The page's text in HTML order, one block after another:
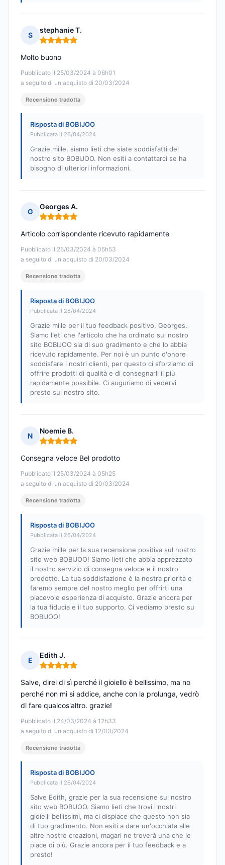
S
stephanie T.
Nota: 5 su 5
Pubblicato il 25/03/2024 à 06h01
a seguito di un acquisto di 20/03/2024
Molto buono
Recensione tradotta
Risposta di BOBIJOO
Pubblicata il 26/04/2024
Grazie mille, siamo lieti che siate soddisfatti del
nostro sito BOBIJOO. Non esiti a contattarci se ha
bisogno di ulteriori informazioni.
G
Georges A.
Nota: 5 su 5
Pubblicato il 25/03/2024 à 05h53
a seguito di un acquisto di 20/03/2024
Articolo corrispondente ricevuto rapidamente
Recensione tradotta
Risposta di BOBIJOO
Pubblicata il 26/04/2024
Grazie mille per il tuo feedback positivo, Georges.
Siamo lieti che l'articolo che ha ordinato sul nostro
sito BOBIJOO sia di suo gradimento e che lo abbia
ricevuto rapidamente. Per noi è un punto d'onore
soddisfare i nostri clienti, per questo ci sforziamo di
offrire prodotti di qualità e di consegnarli il più
rapidamente possibile. Ci auguriamo di vedervi
presto sul nostro sito.
N
Noemie B.
Nota: 5 su 5
Pubblicato il 25/03/2024 à 05h25
a seguito di un acquisto di 20/03/2024
Consegna veloce Bel prodotto
Recensione tradotta
Risposta di BOBIJOO
Pubblicata il 26/04/2024
Grazie mille per la sua recensione positiva sul nostro
sito web BOBIJOO! Siamo lieti che abbia apprezzato
il nostro servizio di consegna veloce e il nostro
prodotto. La tua soddisfazione è la nostra priorità e
faremo sempre del nostro meglio per offrirti una
piacevole esperienza di acquisto. Grazie ancora per
la tua fiducia e il tuo supporto. Ci vediamo presto su
BOBIJOO!
E
Edith J.
Nota: 5 su 5
Pubblicato il 24/03/2024 à 12h33
a seguito di un acquisto di 12/03/2024
Salve, direi di sì perché il gioiello è bellissimo, ma no
perché non mi si addice, anche con la prolunga, vedrò
di fare qualcos'altro. grazie!
Recensione tradotta
Risposta di BOBIJOO
Pubblicata il 26/04/2024
Salve Edith, grazie per la sua recensione sul nostro
sito web BOBIJOO. Siamo lieti che trovi i nostri
gioielli bellissimi, ma ci dispiace che questo non sia
di tuo gradimento. Non esiti a dare un'occhiata alle
altre nostre creazioni, magari ne troverà una che le
piace di più. Grazie ancora per il tuo feedback e a
presto!